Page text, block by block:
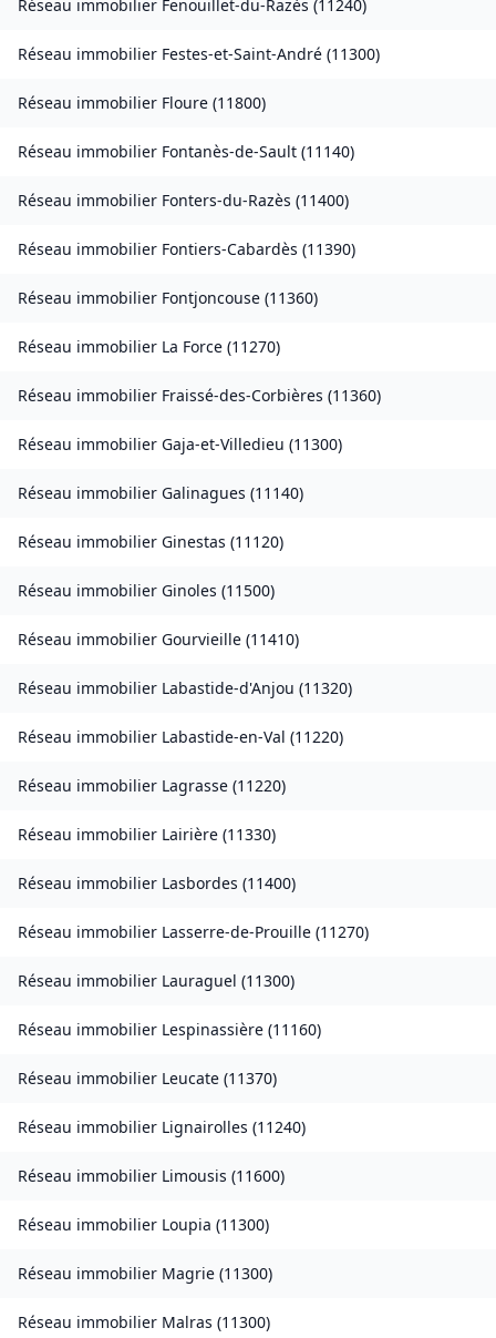
Réseau immobilier Fenouillet-du-Razès (11240)
Réseau immobilier Festes-et-Saint-André (11300)
Réseau immobilier Floure (11800)
Réseau immobilier Fontanès-de-Sault (11140)
Réseau immobilier Fonters-du-Razès (11400)
Réseau immobilier Fontiers-Cabardès (11390)
Réseau immobilier Fontjoncouse (11360)
Réseau immobilier La Force (11270)
Réseau immobilier Fraissé-des-Corbières (11360)
Réseau immobilier Gaja-et-Villedieu (11300)
Réseau immobilier Galinagues (11140)
Réseau immobilier Ginestas (11120)
Réseau immobilier Ginoles (11500)
Réseau immobilier Gourvieille (11410)
Réseau immobilier Labastide-d'Anjou (11320)
Réseau immobilier Labastide-en-Val (11220)
Réseau immobilier Lagrasse (11220)
Réseau immobilier Lairière (11330)
Réseau immobilier Lasbordes (11400)
Réseau immobilier Lasserre-de-Prouille (11270)
Réseau immobilier Lauraguel (11300)
Réseau immobilier Lespinassière (11160)
Réseau immobilier Leucate (11370)
Réseau immobilier Lignairolles (11240)
Réseau immobilier Limousis (11600)
Réseau immobilier Loupia (11300)
Réseau immobilier Magrie (11300)
Réseau immobilier Malras (11300)